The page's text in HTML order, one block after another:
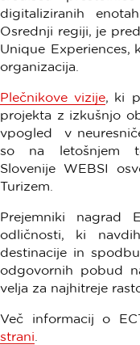
digitaliziranih
Osrednji regiji, je
Unique Experiences,
organizacija.
Plečnikove vizije, ki
projekta z izkušnjo
vpogled v
so na letošnjem
Slovenije WEBSI
Turizem.
Prejemniki nagrad
odličnosti, ki
destinacije in
odgovornih pobud
velja za najhitreje
Več informacij o
strani